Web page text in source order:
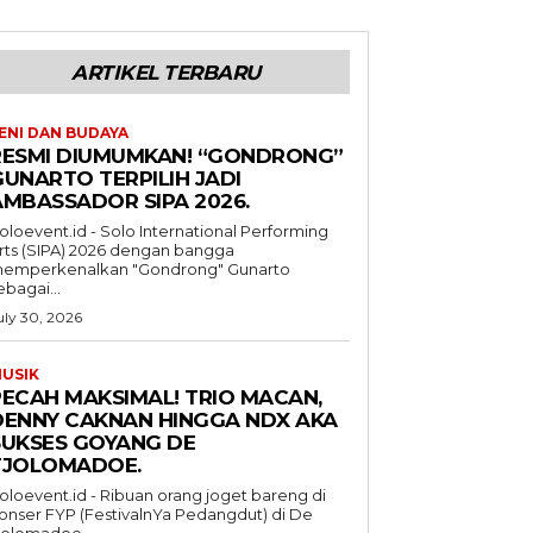
ARTIKEL TERBARU
DAN BUDAYA
DIUMUMKAN! “GONDRONG”
TERPILIH JADI
SIPA 2026.
- Solo International Performing
(SIPA) 2026 dengan bangga
"Gondrong" Gunarto
30, 2026
MAKSIMAL! TRIO MACAN,
CAKNAN HINGGA NDX AKA
GOYANG DE
- Ribuan orang joget bareng di
FYP (FestivalnYa Pedangdut) di De